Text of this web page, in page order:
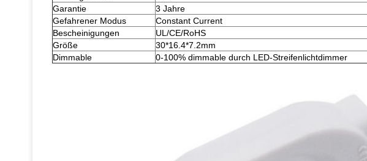
Garantie
3 Jahre
Gefahrener Modus
Constant Current
Bescheinigungen
UL/CE/RoHS
Größe
30*16.4*7.2mm
Dimmable
0-100% dimmable durch LED-Streifenlichtdimmer